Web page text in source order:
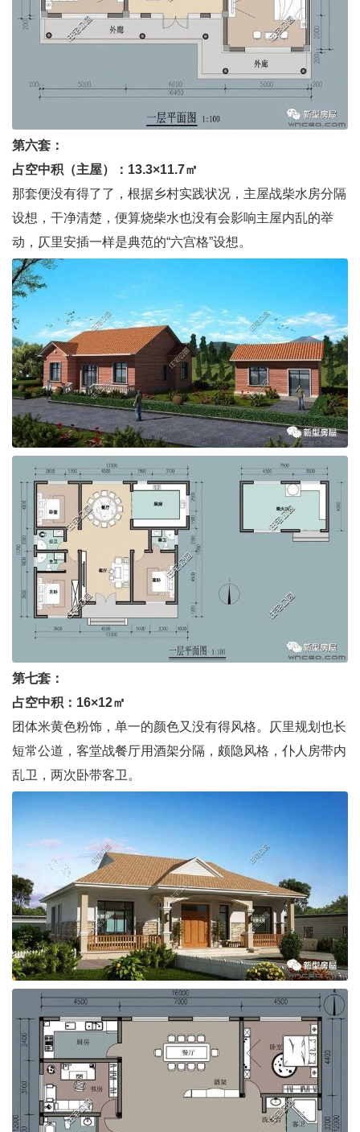
第六套：
占空中积（主屋）：13.3×11.7㎡
那套便没有得了了，根据乡村实践状况，主屋战柴水房分隔
设想，干净清楚，便算烧柴水也没有会影响主屋内乱的举
动，仄里安插一样是典范的“六宫格”设想。
第七套：
占空中积：16×12㎡
团体米黄色粉饰，单一的颜色又没有得风格。仄里规划也长
短常公道，客堂战餐厅用酒架分隔，颇隐风格，仆人房带内
乱卫，两次卧带客卫。